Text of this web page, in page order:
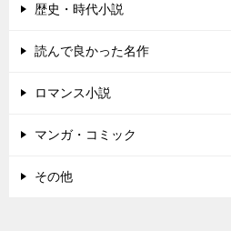
歴史・時代小説
読んで良かった名作
ロマンス小説
マンガ・コミック
その他